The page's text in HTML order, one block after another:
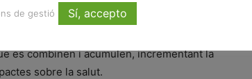
(anteriors al 1950)
es combinen i acumulen, incrementant la
sobre la salut.
de gestió Sí, accepto